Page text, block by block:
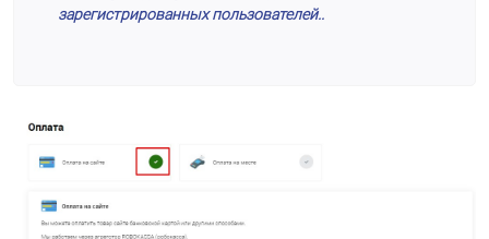
зарегистрированных пользователей..